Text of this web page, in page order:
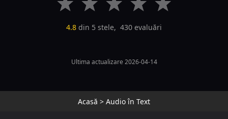
4.8 din 5 stele, 430 evaluări
Ultima actualizare 2026-04-14
Acasă > Audio în Text